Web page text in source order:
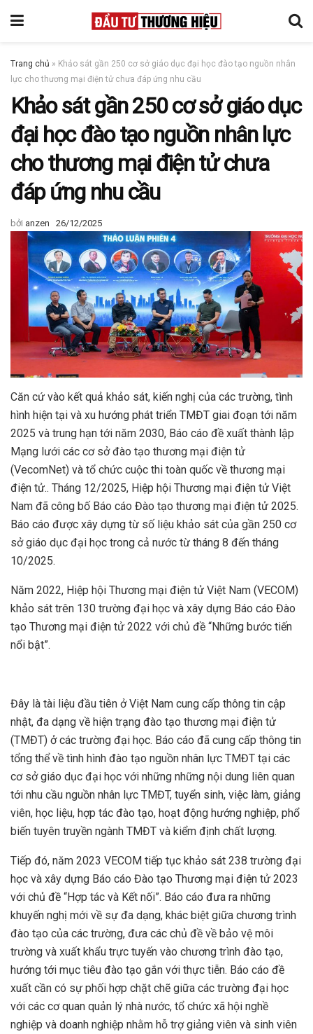
Trang chủ » Khảo sát gần 250 cơ sở giáo dục đại học đào tạo nguồn nhân
lực cho thương mại điện tử chưa đáp ứng nhu cầu
Khảo sát gần 250 cơ sở giáo dục
đại học đào tạo nguồn nhân lực
cho thương mại điện tử chưa
đáp ứng nhu cầu
bởi anzen 26/12/2025
Căn cứ vào kết quả khảo sát, kiến nghị của các trường, tình
hình hiện tại và xu hướng phát triển TMĐT giai đoạn tới năm
2025 và trung hạn tới năm 2030, Báo cáo đề xuất thành lập
Mạng lưới các cơ sở đào tạo thương mại điện tử
(VecomNet) và tổ chức cuộc thi toàn quốc về thương mại
điện tử.. Tháng 12/2025, Hiệp hội Thương mại điện tử Việt
Nam đã công bố Báo cáo Đào tạo thương mại điện tử 2025.
Báo cáo được xây dựng từ số liệu khảo sát của gần 250 cơ
sở giáo dục đại học trong cả nước từ tháng 8 đến tháng
10/2025.
Năm 2022, Hiệp hội Thương mại điện tử Việt Nam (VECOM)
khảo sát trên 130 trường đại học và xây dựng Báo cáo Đào
tạo Thương mại điện tử 2022 với chủ đề “Những bước tiến
nổi bật”.
Đây là tài liệu đầu tiên ở Việt Nam cung cấp thông tin cập
nhật, đa dạng về hiện trạng đào tạo thương mại điện tử
(TMĐT) ở các trường đại học. Báo cáo đã cung cấp thông tin
tổng thể về tình hình đào tạo nguồn nhân lực TMĐT tại các
cơ sở giáo dục đại học với những những nội dung liên quan
tới nhu cầu nguồn nhân lực TMĐT, tuyển sinh, việc làm, giảng
viên, học liệu, hợp tác đào tạo, hoạt động hướng nghiệp, phổ
biến tuyên truyền ngành TMĐT và kiểm định chất lượng.
Tiếp đó, năm 2023 VECOM tiếp tục khảo sát 238 trường đại
học và xây dựng Báo cáo Đào tạo Thương mại điện tử 2023
với chủ đề “Hợp tác và Kết nối”. Báo cáo đưa ra những
khuyến nghị mới về sự đa dạng, khác biệt giữa chương trình
đào tạo của các trường, đưa các chủ đề về bảo vệ môi
trường và xuất khẩu trực tuyến vào chương trình đào tạo,
hướng tới mục tiêu đào tạo gắn với thực tiễn. Báo cáo đề
xuất cần có sự phối hợp chặt chẽ giữa các trường đại học
với các cơ quan quản lý nhà nước, tổ chức xã hội nghề
nghiệp và doanh nghiệp nhằm hỗ trợ giảng viên và sinh viên